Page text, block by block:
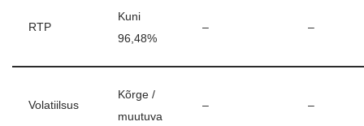
RTP
Kuni
96,48%
– –
Volatiilsus
Kõrge /
muutuva
– –